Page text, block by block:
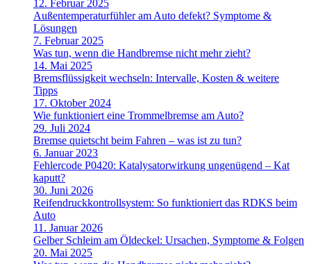
12. Februar 2025
Außentemperaturfühler am Auto defekt? Symptome &
Lösungen
7. Februar 2025
Was tun, wenn die Handbremse nicht mehr zieht?
14. Mai 2025
Bremsflüssigkeit wechseln: Intervalle, Kosten & weitere
Tipps
17. Oktober 2024
Wie funktioniert eine Trommelbremse am Auto?
29. Juli 2024
Bremse quietscht beim Fahren – was ist zu tun?
6. Januar 2023
Fehlercode P0420: Katalysatorwirkung ungenügend – Kat
kaputt?
30. Juni 2026
Reifendruckkontrollsystem: So funktioniert das RDKS beim
Auto
11. Januar 2026
Gelber Schleim am Öldeckel: Ursachen, Symptome & Folgen
20. Mai 2025